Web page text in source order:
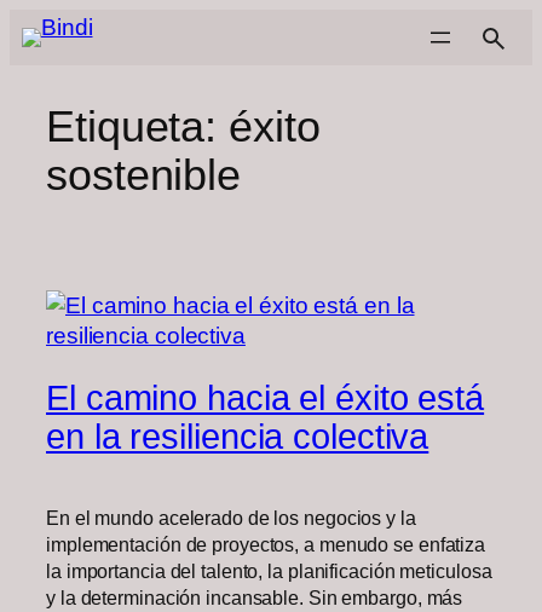
Saltar
al
Etiqueta: éxito
sostenible
El camino hacia el éxito está
en la resiliencia colectiva
En el mundo acelerado de los negocios y la
implementación de proyectos, a menudo se enfatiza
la importancia del talento, la planificación meticulosa
y la determinación incansable. Sin embargo, más